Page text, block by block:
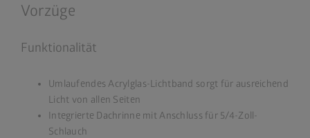
Vorzüge
Funktionalität
Umlaufendes Acrylglas-Lichtband sorgt für ausreichend
Licht von allen Seiten
Integrierte Dachrinne mit Anschluss für 5/4-Zoll-
Schlauch